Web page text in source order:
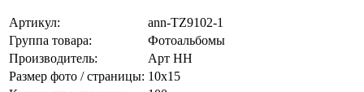
Артикул:
ann-TZ9102-1
Группа товара:
Фотоальбомы
Производитель:
Арт НН
Размер фото / страницы: 10x15